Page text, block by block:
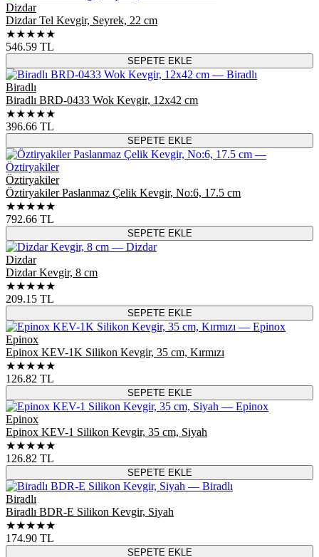
Dizdar
Dizdar Tel Kevgir, Seyrek, 22 cm
★★★★★
546.59 TL
SEPETE EKLE
Biradlı
Biradlı BRD-0433 Wok Kevgir, 12x42 cm
★★★★★
396.66 TL
SEPETE EKLE
Öztiryakiler
Öztiryakiler Paslanmaz Çelik Kevgir, No:6, 17.5 cm
★★★★★
792.66 TL
SEPETE EKLE
Dizdar
Dizdar Kevgir, 8 cm
★★★★★
209.15 TL
SEPETE EKLE
Epinox
Epinox KEV-1K Silikon Kevgir, 35 cm, Kırmızı
★★★★★
126.82 TL
SEPETE EKLE
Epinox
Epinox KEV-1 Silikon Kevgir, 35 cm, Siyah
★★★★★
126.82 TL
SEPETE EKLE
Biradlı
Biradlı BDR-E Silikon Kevgir, Siyah
★★★★★
174.90 TL
SEPETE EKLE